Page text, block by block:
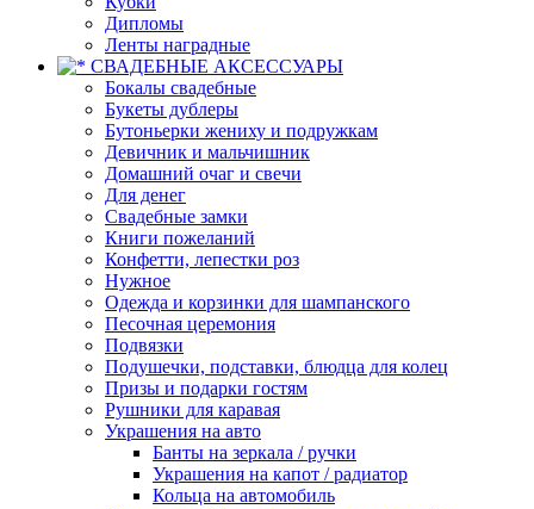
Дипломы
Ленты наградные
СВАДЕБНЫЕ АКСЕССУАРЫ
Бокалы свадебные
Букеты дублеры
Бутоньерки жениху и подружкам
Девичник и мальчишник
Домашний очаг и свечи
Для денег
Свадебные замки
Книги пожеланий
Конфетти, лепестки роз
Нужное
Одежда и корзинки для шампанского
Песочная церемония
Подвязки
Подушечки, подставки, блюдца для колец
Призы и подарки гостям
Рушники для каравая
Украшения на авто
Банты на зеркала / ручки
Украшения на капот / радиатор
Кольца на автомобиль